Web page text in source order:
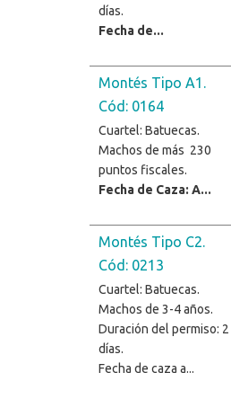
días.
Fecha de...
Montés Tipo A1.
Cód: 0164
Cuartel: Batuecas.
Machos de más 230
puntos fiscales.
Fecha de Caza: A...
Montés Tipo C2.
Cód: 0213
Cuartel: Batuecas.
Machos de 3-4 años.
Duración del permiso: 2
días.
Fecha de caza a...